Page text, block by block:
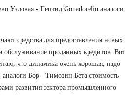
Узловая - Пептид Gonadorelin аналоги
средства для предоставления новых
обслуживание проданных кредитов. Вот
что динамика очень хорошая, надо
аналоги Бор - Tимозин Бета стоимость
развития сектора промышленного